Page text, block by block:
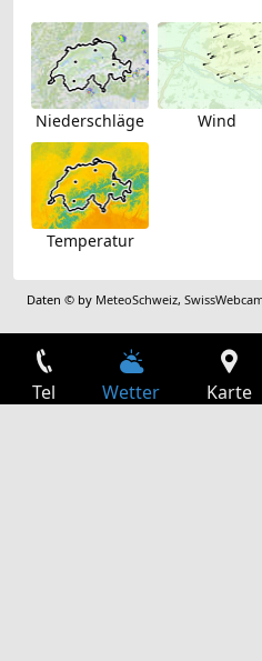
Niederschläge Wind
Temperatur
Daten © by MeteoSchweiz,
Tel Wetter Karte